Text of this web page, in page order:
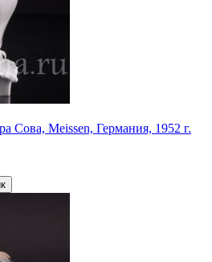
Сова, Meissen, Германия, 1952 г.